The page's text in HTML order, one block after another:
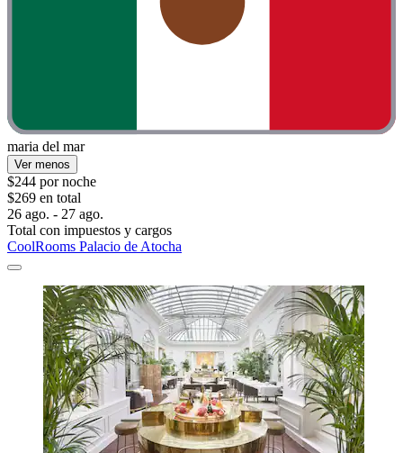
maria del mar
Ver menos
$244 por noche
$269 en total
26 ago. - 27 ago.
Total con impuestos y cargos
CoolRooms Palacio de Atocha